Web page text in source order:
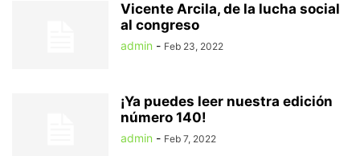
Vicente Arcila, de la lucha social
al congreso
admin - Feb 23, 2022
¡Ya puedes leer nuestra edición
número 140!
admin - Feb 7, 2022